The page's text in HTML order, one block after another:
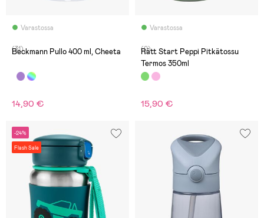
Varastossa
(31)
Beckmann Pullo 400 ml, Cheeta
14,90 €
Varastossa
(0)
Rätt Start Peppi Pitkätossu
Termos 350ml
15,90 €
-24%
Flash Sale